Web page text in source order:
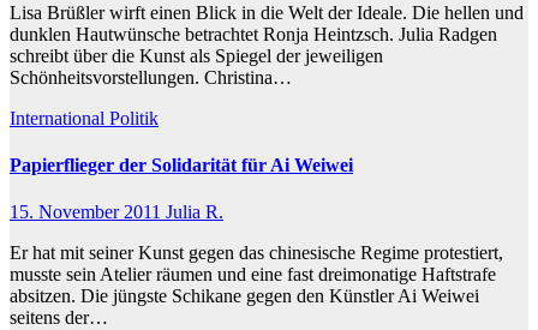
Lisa Brüßler wirft einen Blick in die Welt der Ideale. Die hellen und
dunklen Hautwünsche betrachtet Ronja Heintzsch. Julia Radgen
schreibt über die Kunst als Spiegel der jeweiligen
Schönheitsvorstellungen. Christina…
International Politik
Papierflieger der Solidarität für Ai Weiwei
15. November 2011 Julia R.
Er hat mit seiner Kunst gegen das chinesische Regime protestiert,
musste sein Atelier räumen und eine fast dreimonatige Haftstrafe
absitzen. Die jüngste Schikane gegen den Künstler Ai Weiwei
seitens der…